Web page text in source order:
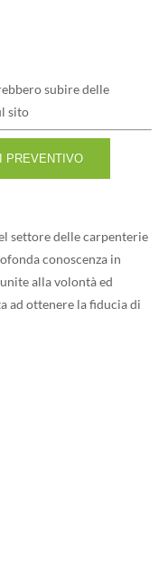
subire delle
sito
settore delle carpenterie
conoscenza in
alla volontà ed
ad ottenere la fiducia di